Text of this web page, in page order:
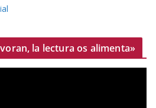
la lectura os alimenta»